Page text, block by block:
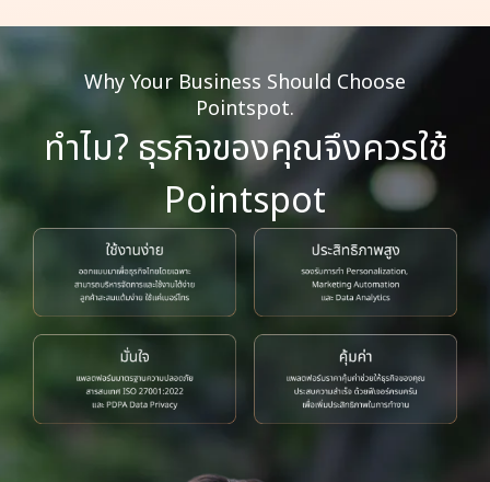
Why Your Business Should Choose
Pointspot.
ทำไม? ธุรกิจของคุณจึงควรใช้
Pointspot